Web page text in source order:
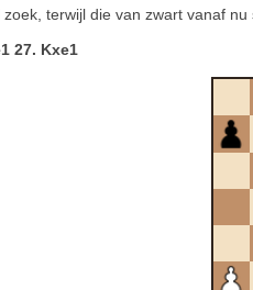
zoek, terwijl die van zwart vanaf
27. Kxe1